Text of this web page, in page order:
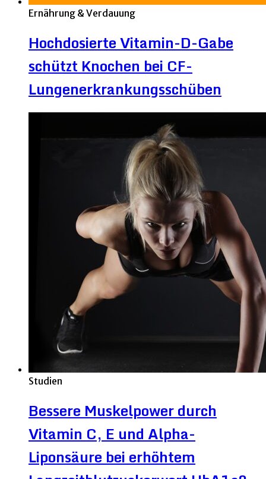
Ernährung & Verdauung
Hochdosierte Vitamin-D-Gabe
schützt Knochen bei CF-
Lungenerkrankungsschüben
Studien
Bessere Muskelpower durch
Vitamin C, E und Alpha-
Liponsäure bei erhöhtem